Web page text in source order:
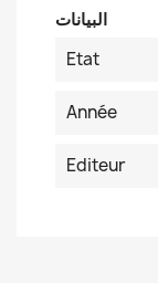
البيانات
Etat
Année
Editeur